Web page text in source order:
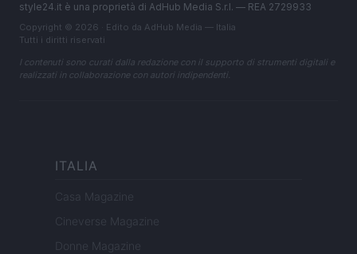
style24.it è una proprietà di AdHub Media S.r.l. — REA 2729933
Copyright © 2026 · Edito da AdHub Media — Italia
Tutti i diritti riservati
I contenuti sono curati dalla redazione con il supporto di strumenti digitali e
realizzati in collaborazione con autori indipendenti.
ITALIA
Casa Magazine
Cineverse Magazine
Donne Magazine